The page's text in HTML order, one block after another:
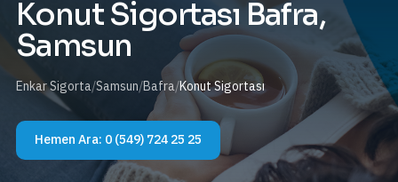
Konut Sigortası Bafra,
Samsun
Enkar Sigorta/Samsun/Bafra/Konut Sigortası
Hemen Ara: 0 (549) 724 25 25